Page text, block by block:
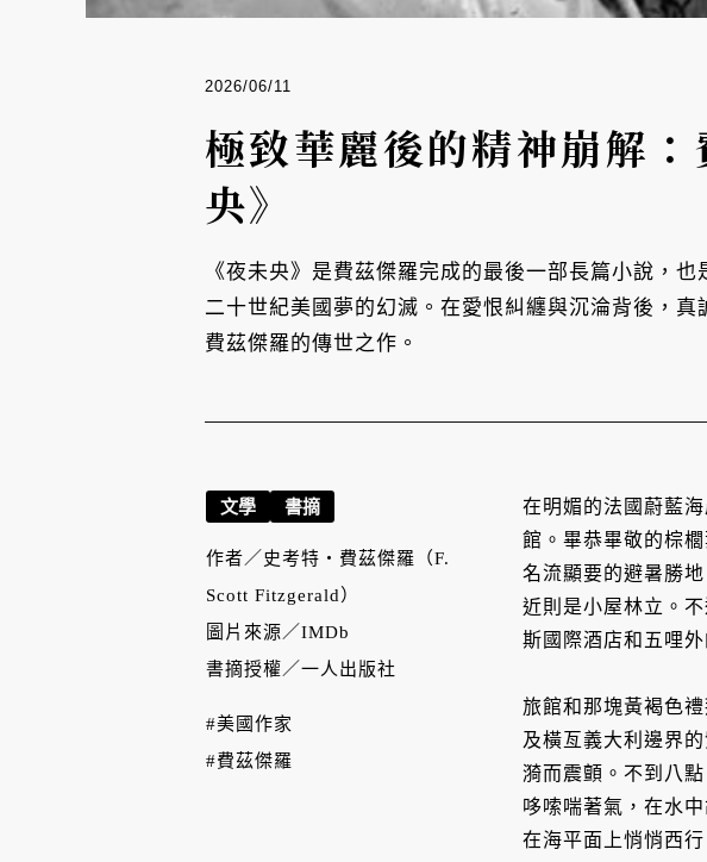
2026/06/11
極致華麗後的精神崩解
央》
《夜未央》是費茲傑羅完成的最後一部長篇小說，
二十世紀美國夢的幻滅。在愛恨糾纏與沉淪背後，
費茲傑羅的傳世之作。
在明媚的法國蔚藍
館。畢恭畢敬的棕
名流顯要的避暑勝
近則是小屋林立。
斯國際酒店和五哩
旅館和那塊黃褐色
及橫亙義大利邊界
漪而震顫。不到八
哆嗦喘著氣，在水
在海平面上悄悄西
文學 書摘
作者／ 史考特‧費茲傑羅（F.
Scott Fitzgerald）
圖片來源／IMDb
書摘授權／一人出版社
#美國作家
#費茲傑羅